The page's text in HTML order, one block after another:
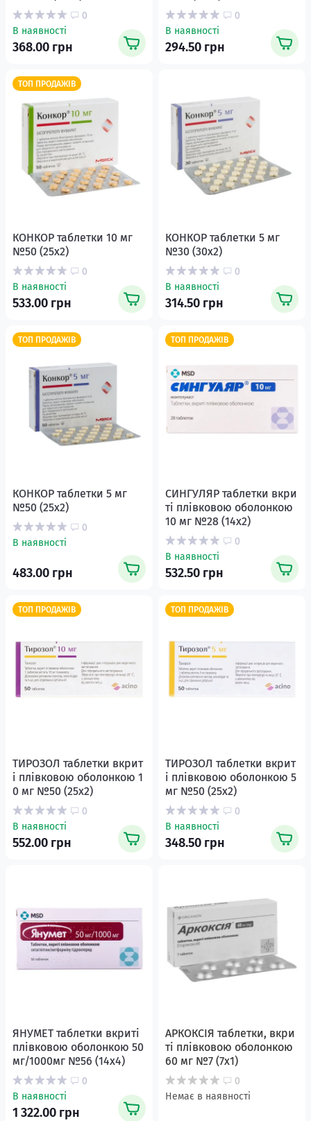
0
В наявності
368.00 грн
0
В наявності
294.50 грн
ТОП ПРОДАЖІВ
КОНКОР таблетки 10 мг
№50 (25х2)
0
В наявності
533.00 грн
КОНКОР таблетки 5 мг
№30 (30х2)
0
В наявності
314.50 грн
ТОП ПРОДАЖІВ
КОНКОР таблетки 5 мг
№50 (25х2)
0
В наявності
483.00 грн
ТОП ПРОДАЖІВ
СИНГУЛЯР таблетки вкри
ті плівковою оболонкою
10 мг №28 (14х2)
0
В наявності
532.50 грн
ТОП ПРОДАЖІВ
ТИРОЗОЛ таблетки вкрит
і плівковою оболонкою 1
0 мг №50 (25х2)
0
В наявності
552.00 грн
ТОП ПРОДАЖІВ
ТИРОЗОЛ таблетки вкрит
і плівковою оболонкою 5
мг №50 (25х2)
0
В наявності
348.50 грн
ЯНУМЕТ таблетки вкриті
плівковою оболонкою 50
мг/1000мг №56 (14х4)
0
В наявності
1 322.00 грн
АРКОКСІЯ таблетки, вкри
ті плівковою оболонкою
60 мг №7 (7х1)
0
Немає в наявності